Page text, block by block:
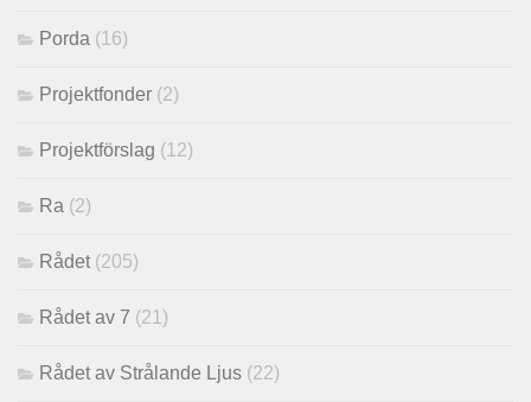
Porda (16)
Projektfonder (2)
Projektförslag (12)
Ra (2)
Rådet(205)
Rådet av 7 (21)
Rådet av Strålande Ljus (22)